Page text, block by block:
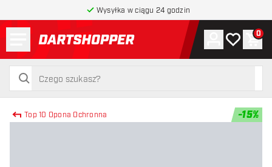
Wysyłka w ciągu 24 godzin
powrót do strony głównej
szukaj
szukaj
Konto
Moja lista
0
Top 10 Opona Ochronna -15%